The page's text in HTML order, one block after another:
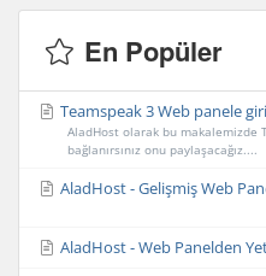
En Popüler
Teamspeak 3 Web panele
AladHost olarak bu makalemizde
bağlanırsınız onu paylaşacağız....
AladHost - Gelişmiş Web
AladHost - Web Panelden